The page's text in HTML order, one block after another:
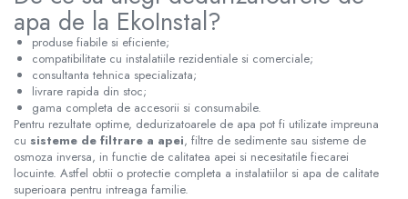
apa de la EkoInstal?
produse fiabile si eficiente;
compatibilitate cu instalatiile rezidentiale si comerciale;
consultanta tehnica specializata;
livrare rapida din stoc;
gama completa de accesorii si consumabile.
Pentru rezultate optime, dedurizatoarele de apa pot fi utilizate impreuna
cu sisteme de filtrare a apei, filtre de sedimente sau sisteme de
osmoza inversa, in functie de calitatea apei si necesitatile fiecarei
locuinte. Astfel obtii o protectie completa a instalatiilor si apa de calitate
superioara pentru intreaga familie.